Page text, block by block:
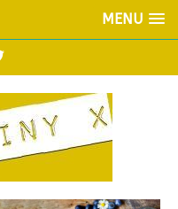
MENU